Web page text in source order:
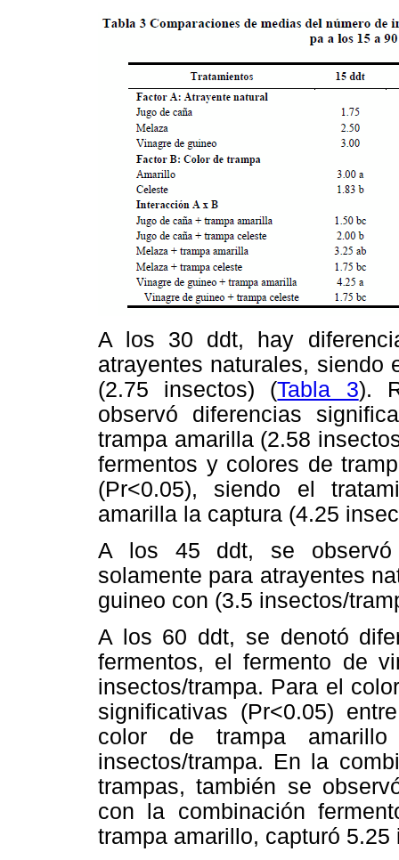
A los 30 ddt, hay
atrayentes naturales, siendo
(2.75 insectos) (Tabla 3).
observó diferencias
trampa amarilla (2.58
fermentos y colores de
(Pr<0.05), siendo el
amarilla la captura (4.25
A los 45 ddt, se observó
solamente para atrayentes
guineo con (3.5 insectos/
A los 60 ddt, se denotó
fermentos, el fermento de
insectos/trampa. Para el
significativas (Pr<0.05)
color de trampa
insectos/trampa. En la
trampas, también se
con la combinación
trampa amarillo, capturó 5.25